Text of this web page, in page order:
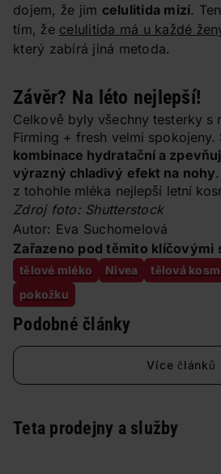
dojem, že jim celulitida mizí.
tím, že celulitida má u každé
který zabírá jiná metoda.
Závěr? Na léto nejlepší!
Celkově byly všechny testerky s
Firming + fresh velmi spokojeny.
kombinace hydratační a
výrazný chladivý efekt na nohy
z tohohle mléka nejlepší letní
Zdroj foto: Shutterstock
Autor: Eva Suchomelová
Zařazeno pod těmito klíčovými
tělové mléko Nivea tělová
pokožku
Podobné články
Více článků
Teta prodejny a služby